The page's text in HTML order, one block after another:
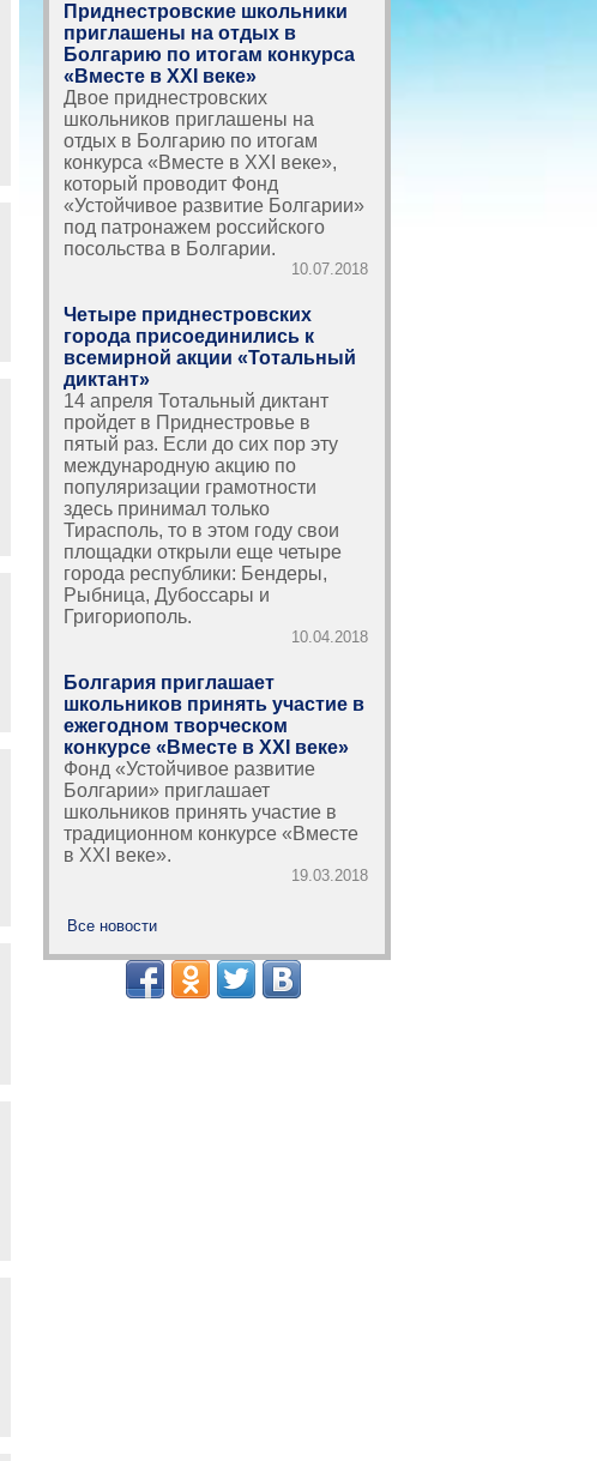
Приднестровские школьники
приглашены на отдых в
Болгарию по итогам конкурса
«Вместе в XXI веке»
Двое приднестровских
школьников приглашены на
отдых в Болгарию по итогам
конкурса «Вместе в XXI веке»,
который проводит Фонд
«Устойчивое развитие Болгарии»
под патронажем российского
посольства в Болгарии.
10.07.2018
Четыре приднестровских
города присоединились к
всемирной акции «Тотальный
диктант»
14 апреля Тотальный диктант
пройдет в Приднестровье в
пятый раз. Если до сих пор эту
международную акцию по
популяризации грамотности
здесь принимал только
Тирасполь, то в этом году свои
площадки открыли еще четыре
города республики: Бендеры,
Рыбница, Дубоссары и
Григориополь.
10.04.2018
Болгария приглашает
школьников принять участие в
ежегодном творческом
конкурсе «Вместе в ХХІ веке»
Фонд «Устойчивое развитие
Болгарии» приглашает
школьников принять участие в
традиционном конкурсе «Вместе
в ХХІ веке».
19.03.2018
Все новости